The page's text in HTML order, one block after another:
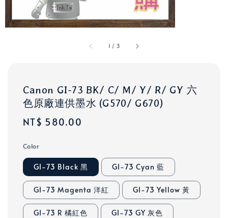
1 / 3
Canon GI-73 BK/ C/ M/ Y/ R/ GY 六
色原廠連供墨水 (G570/ G670)
Regular
NT$ 580.00
Color
GI-73 Black 黑 GI-73 Cyan 藍
GI-73 Magenta 洋紅 GI-73 Yellow 黃
GI-73 R 橘紅色 GI-73 GY 灰色